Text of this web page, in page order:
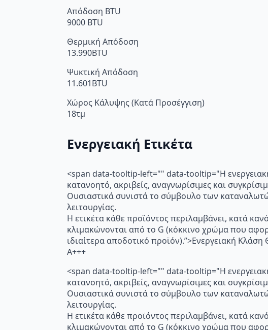
Απόδοση BTU
9000 BTU
Θερμική Απόδοση
13.990BTU
Ψυκτική Απόδοση
11.601BTU
Χώρος Κάλυψης (Κατά Προσέγγιση)
18τμ
Ενεργειακή Ετικέτα
<span data-tooltip-left="" data-tooltip="Η
κατανοητό, ακριβείς, αναγνωρίσιμες και
Ουσιαστικά συνιστά το σύμβουλο των
λειτουργίας.
Η ετικέτα κάθε προϊόντος περιλαμβάνει, κατά
κλιμακώνονται από το G (κόκκινο χρώμα που
ιδιαίτερα αποδοτικό προϊόν).”>Ενεργειακή
A+++
<span data-tooltip-left="" data-tooltip="Η
κατανοητό, ακριβείς, αναγνωρίσιμες και
Ουσιαστικά συνιστά το σύμβουλο των
λειτουργίας.
Η ετικέτα κάθε προϊόντος περιλαμβάνει, κατά
κλιμακώνονται από το G (κόκκινο χρώμα που